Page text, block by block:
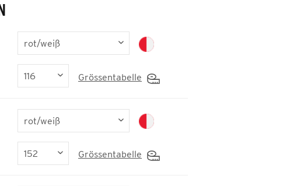
Grössentabelle
Grössentabelle